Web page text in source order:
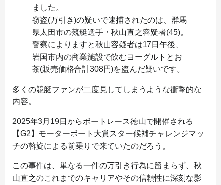
ました。
窃盗(万引き)の疑いで逮捕されたのは、群馬
県太田市の競艇選手・秋山直之容疑者(45)。
警察によりますと秋山容疑者は17日午後、
岩国市内の商業施設で飲むヨーグルトとお
茶(販売価格合計308円)を盗んだ疑いです。
多くの競艇ファンが二度見してしまうような衝撃的な
内容。
2025年3月19日からボートレース徳山で開催される
【G2】モーターボート大賞スター候補チャレンジマッ
チの斡旋による前乗りで来ていたのだろう。
この事件は、単なる一件の万引き行為に留まらず、秋
山直之のこれまでのキャリアやその信頼性に深刻な影